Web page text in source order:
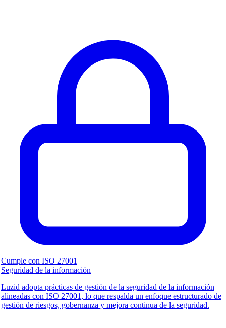
Cumple con ISO 27001
Seguridad de la información
Luzid adopta prácticas de gestión de la seguridad de la información
alineadas con ISO 27001, lo que respalda un enfoque estructurado de
gestión de riesgos, gobernanza y mejora continua de la seguridad.